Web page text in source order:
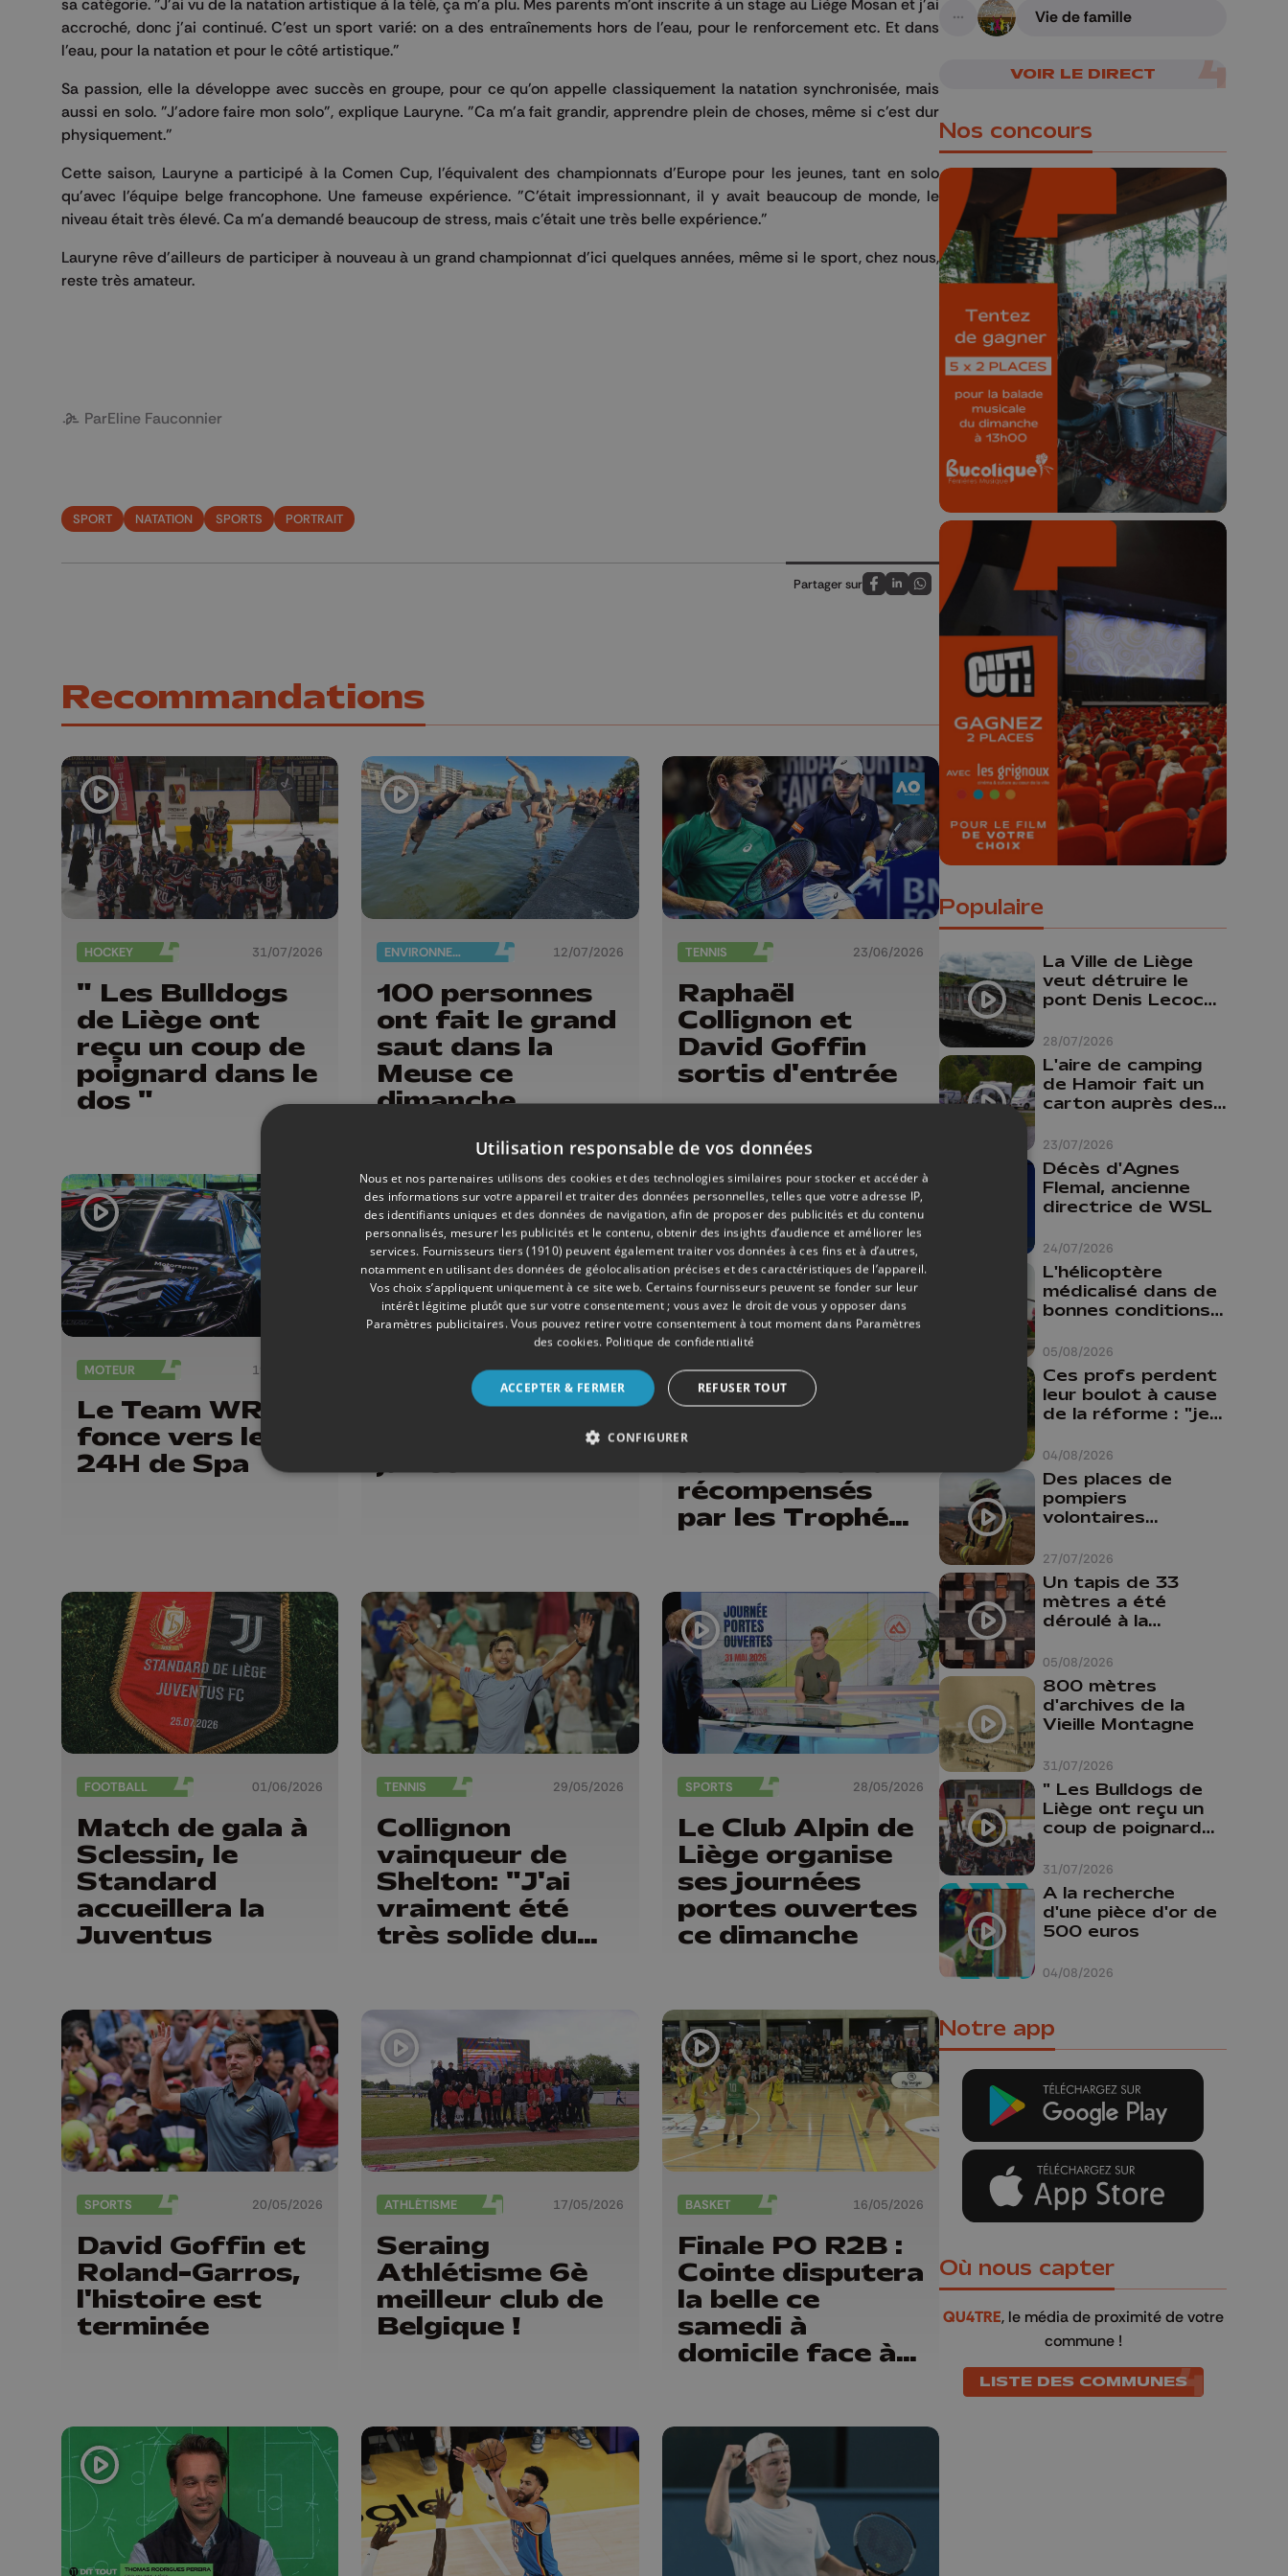
sa catégorie. "J'ai vu de la natation artistique à la télé, ça m'a plu. Mes parents m'ont inscrite à un stage au Liège Mosan et j'ai
accroché, donc j'ai continué. C'est un sport varié: on a des entraînements hors de l'eau, pour le renforcement etc. Et dans
l'eau, pour la natation et pour le côté artistique."
Sa passion, elle la développe avec succès en groupe, pour ce qu'on appelle classiquement la natation synchronisée, mais
aussi en solo. "J'adore faire mon solo", explique Lauryne. "Ca m'a fait grandir, apprendre plein de choses, même si c'est dur
physiquement."
Cette saison, Lauryne a participé à la Comen Cup, l'équivalent des championnats d'Europe pour les jeunes, tant en solo
qu'avec l'équipe belge francophone. Une fameuse expérience. "C'était impressionnant, il y avait beaucoup de monde, le
niveau était très élevé. Ca m'a demandé beaucoup de stress, mais c'était une très belle expérience."
Lauryne rêve d'ailleurs de participer à nouveau à un grand championnat d'ici quelques années, même si le sport, chez nous,
reste très amateur.
ParEline Fauconnier
SPORT NATATION SPORTS PORTRAIT
Partager sur
Partagez sur FaceBook
Partagez sur LinkedIn
Partagez sur Whatsapp
Recommandations
HOCKEY 31/07/2026
" Les Bulldogs
de Liège ont
reçu un coup de
poignard dans le
dos "
ENVIRONNEMENT 12/07/2026
100 personnes
ont fait le grand
saut dans la
Meuse ce
dimanche
TENNIS 23/06/2026
Raphaël
Collignon et
David Goffin
sortis d'entrée
MOTEUR 19/06/2026
Le Team WRT
fonce vers les
24H de Spa
12/06/2026
Nafi Thiam sera
juillet
SPORTS
Armand
Marchant et
Julie Allemand
récompensés
par les Trophées
Liège
FOOTBALL 01/06/2026
Match de gala à
Sclessin, le
Standard
accueillera la
Juventus
TENNIS 29/05/2026
Collignon
vainqueur de
Shelton: "J'ai
vraiment été
très solide du
SPORTS 28/05/2026
Le Club Alpin de
Liège organise
ses journées
portes ouvertes
ce dimanche
SPORTS 20/05/2026
David Goffin et
Roland-Garros,
l'histoire est
terminée
ATHLÉTISME 17/05/2026
Seraing
Athlétisme 6è
meilleur club de
Belgique !
BASKET 16/05/2026
Finale PO R2B :
Cointe disputera
la belle ce
samedi à
domicile face à
A suivre
Vie de famille
VOIR LE DIRECT
Nos concours
🎁 Gagnez 5x2
places pour le
Bucolique Ferrières
Festival 🌿🎶
Concours valable jusqu'au 9 août,
23h59.
🎬 Concours CUT x
Les Grignoux ✨
Concours permanent - 2 places à
gagner chaque semaine !
Populaire
28/07/2026
La Ville de Liège
veut détruire le
pont Denis Lecocq
budget pour le
faire
23/07/2026
L'aire de camping
de Hamoir fait un
carton auprès des
24/07/2026
Décès d'Agnes
Flemal, ancienne
directrice de WSL
05/08/2026
L'hélicoptère
médicalisé dans de
bonnes conditions à
04/08/2026
Ces profs perdent
leur boulot à cause
de la réforme : "je
comme prof que
comme
pharmacienne"
27/07/2026
Des places de
pompiers
volontaires
province de Liège :
"Un citoyen qui
n'est formé ne
peut pas nous
aider"
05/08/2026
Un tapis de 33
mètres a été
déroulé à la
Liège
31/07/2026
800 mètres
d'archives de la
Vieille Montagne
31/07/2026
" Les Bulldogs de
Liège ont reçu un
coup de poignard
04/08/2026
A la recherche
d'une pièce d'or de
500 euros
Notre app
Où nous capter
QU4TRE, le média de proximité de votre
commune !
LISTE DES COMMUNES
Utilisation responsable de vos données
Nous et nos partenaires utilisons des cookies et des technologies similaires pour stocker et accéder à
des informations sur votre appareil et traiter des données personnelles, telles que votre adresse IP,
des identifiants uniques et des données de navigation, afin de proposer des publicités et du contenu
personnalisés, mesurer les publicités et le contenu, obtenir des insights d’audience et améliorer les
services. Fournisseurs tiers (1910) peuvent également traiter vos données à ces fins et à d’autres,
notamment en utilisant des données de géolocalisation précises et des caractéristiques de l’appareil.
Vos choix s’appliquent uniquement à ce site web. Certains fournisseurs peuvent se fonder sur leur
intérêt légitime plutôt que sur votre consentement ; vous avez le droit de vous y opposer dans
Paramètres publicitaires. Vous pouvez retirer votre consentement à tout moment dans Paramètres
des cookies. Politique de confidentialité
ACCEPTER & FERMER REFUSER TOUT
CONFIGURER